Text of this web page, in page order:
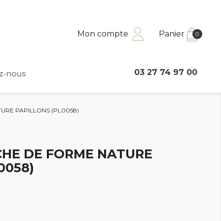
Mon compte Panier 0
nous 03 27 74 97 00
PAPILLONS (PL0058)
DE FORME NATURE